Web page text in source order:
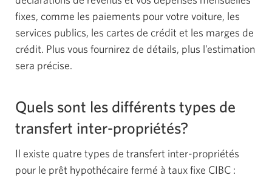
fixes, comme les paiements pour votre voiture, les
services publics, les cartes de crédit et les marges de
crédit. Plus vous fournirez de détails, plus l’estimation
sera précise.
Quels sont les différents types de
transfert inter-propriétés?
Il existe quatre types de transfert inter-propriétés
pour le prêt hypothécaire fermé à tauxfixe CIBC :